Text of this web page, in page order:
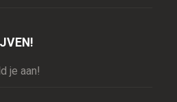
je aan!